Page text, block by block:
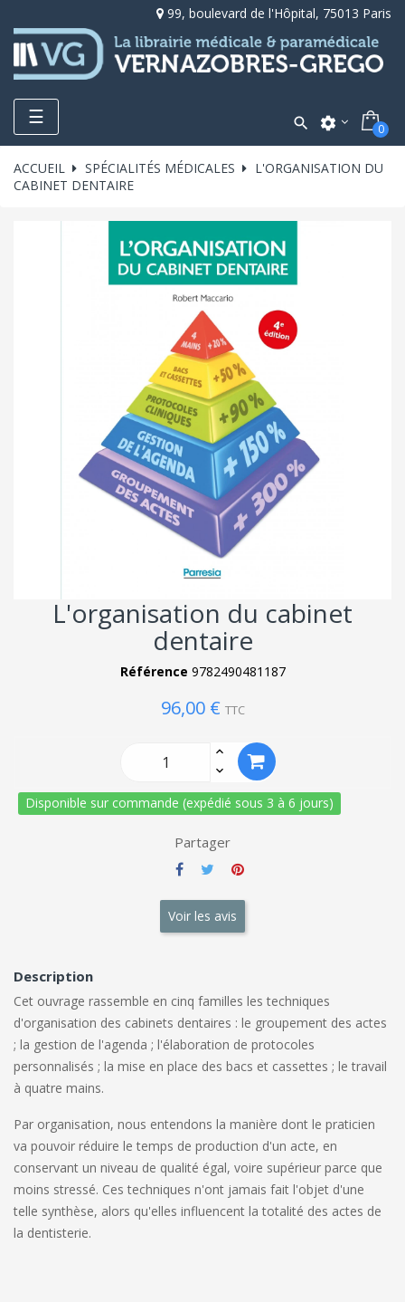
99, boulevard de l'Hôpital, 75013 Paris
Toggle
navigation
☰  settings 0
ACCUEIL SPÉCIALITÉS MÉDICALES
L'ORGANISATION DU
CABINET DENTAIRE
L'organisation du cabinet
dentaire
Référence 9782490481187
96,00 € TTC
Disponible sur commande (expédié sous 3 à 6 jours)
Partager
Voir les avis
Description
Cet ouvrage rassemble en cinq familles les techniques
d'organisation des cabinets dentaires : le groupement des actes
; la gestion de l'agenda ; l'élaboration de protocoles
personnalisés ; la mise en place des bacs et cassettes ; le travail
à quatre mains.
Par organisation, nous entendons la manière dont le praticien
va pouvoir réduire le temps de production d'un acte, en
conservant un niveau de qualité égal, voire supérieur parce que
moins stressé. Ces techniques n'ont jamais fait l'objet d'une
telle synthèse, alors qu'elles influencent la totalité des actes de
la dentisterie.